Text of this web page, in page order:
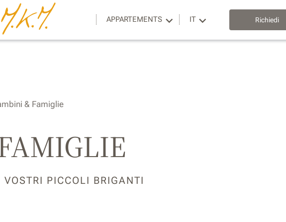
APPARTEMENTS IT Richiedi
& Famiglie
PICCOLI BRIGANTI